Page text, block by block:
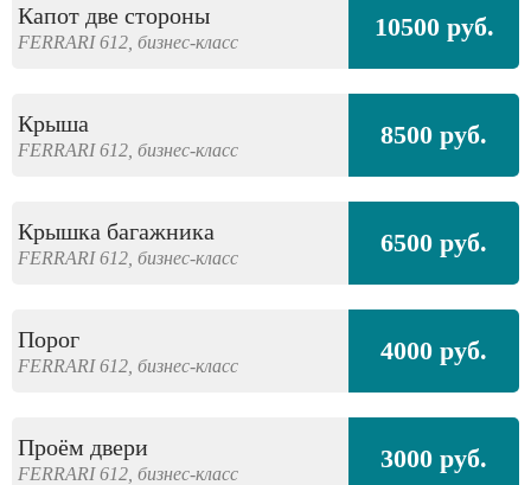
Капот две стороны
FERRARI612, бизнес-класс 10500 руб.
Крыша
FERRARI612, бизнес-класс 8500 руб.
Крышка багажника
FERRARI612, бизнес-класс 6500 руб.
Порог
FERRARI612, бизнес-класс 4000 руб.
Проём двери
FERRARI612, бизнес-класс 3000 руб.